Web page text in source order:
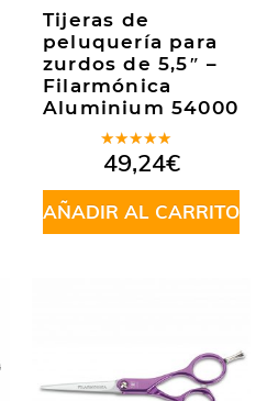
Tijeras de
peluquería para
zurdos de 5,5″ –
Filarmónica
Aluminium 54000
Valorado
en5.00de
5
49,24€
AÑADIR AL CARRITO